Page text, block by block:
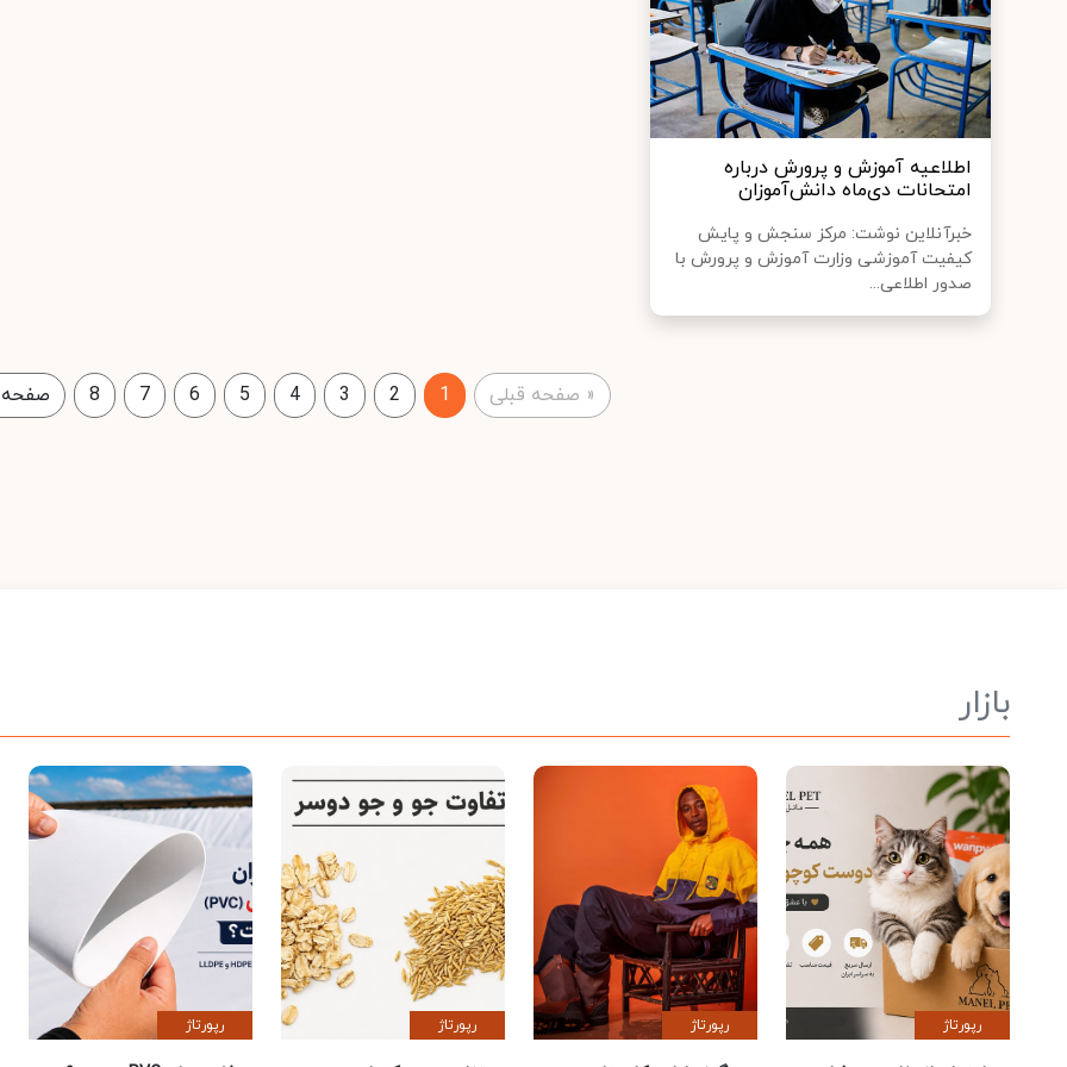
اطلاعیه آموزش و پرورش درباره
امتحانات دی‌ماه دانش‌آموزان
خبرآنلاین نوشت: مرکز سنجش و پایش
کیفیت آموزشی وزارت آموزش و پرورش با
صدور اطلاعی...
« صفحه قبلی 1
2
3
4
5
6
7
8
بازار
رپورتاژ رپورتاژ رپورتاژ رپورتاژ